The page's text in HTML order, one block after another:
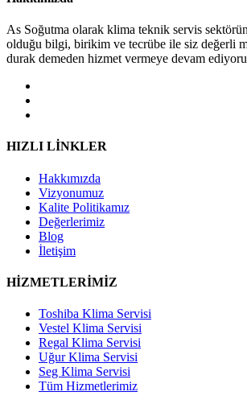
As Soğutma olarak klima teknik servis
olduğu bilgi, birikim ve tecrübe ile siz değerli
durak demeden hizmet vermeye devam
HIZLI LİNKLER
Hakkımızda
Vizyonumuz
Kalite Politikamız
Değerlerimiz
Blog
İletişim
HİZMETLERİMİZ
Toshiba Klima Servisi
Vestel Klima Servisi
Regal Klima Servisi
Uğur Klima Servisi
Seg Klima Servisi
Tüm Hizmetlerimiz